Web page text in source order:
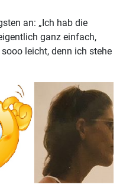
an: „Ich hab die
ganz einfach,
leicht, denn ich stehe